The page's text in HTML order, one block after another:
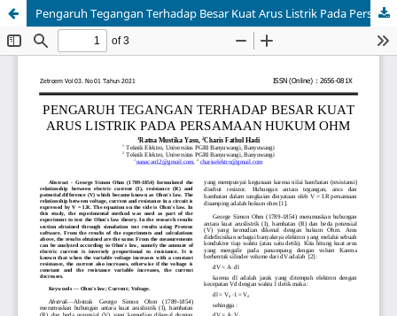
Pengaruh Tegangan Terhadap Besar Kuat Arus Listrik Pada Persamaan Hukum Ohm